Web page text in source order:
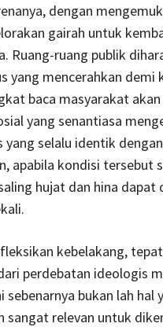
dengan
gairah untuk
Ruang-ruang publik
yang mencerahkan demi
baca masyarakat
yang senantiasa
selalu identik
apabila kondisi tersebut
hujat dan hina
kebelakang,
perdebatan ideologis
sebenarnya bukan lah hal
sangat relevan untuk